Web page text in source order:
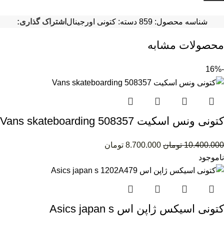
شناسه محصول:859 دسته: کتونی اورجینال اشتراک گذاری:
محصولات مشابه
-16%
کتونی ونس اسکیت Vans skateboarding 508357
10.400.000 تومان 8.700.000 تومان
ناموجود
کتونی اسیکس ژاپن اس Asics japan s